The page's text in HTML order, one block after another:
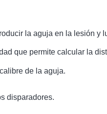
la aguja en la lesión y
que permite calcular la
de la aguja.
disparadores.